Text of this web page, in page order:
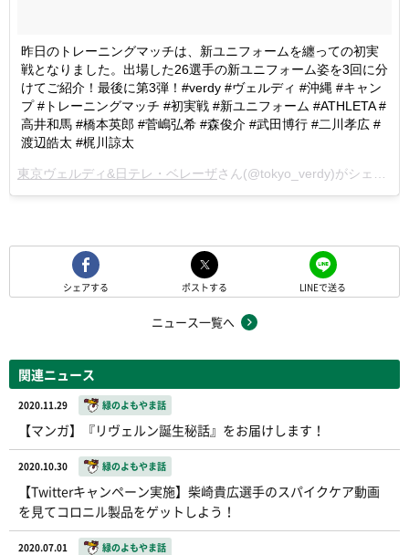
昨日のトレーニングマッチは、新ユニフォームを纏っての初実
戦となりました。出場した26選手の新ユニフォーム姿を3回に分
けてご紹介！最後に第3弾！#verdy #ヴェルディ #沖縄 #キャン
プ #トレーニングマッチ #初実戦 #新ユニフォーム #ATHLETA #
高井和馬 #橋本英郎 #菅嶋弘希 #森俊介 #武田博行 #二川孝広 #
渡辺皓太 #梶川諒太
東京ヴェルディ&日テレ・ベレーザさん(@tokyo_verdy)がシェアした投稿 -
シェアする ポストする LINEで送る
ニュース一覧へ
関連ニュース
2020.11.29 緑のよもやま話
【マンガ】『リヴェルン誕生秘話』をお届けします！
2020.10.30 緑のよもやま話
【Twitterキャンペーン実施】柴崎貴広選手のスパイクケア動画
を見てコロニル製品をゲットしよう！
2020.07.01 緑のよもやま話